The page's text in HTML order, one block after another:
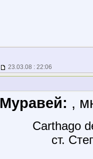
23.03.08 : 22:06
Муравей: ,
Carthago
ст.